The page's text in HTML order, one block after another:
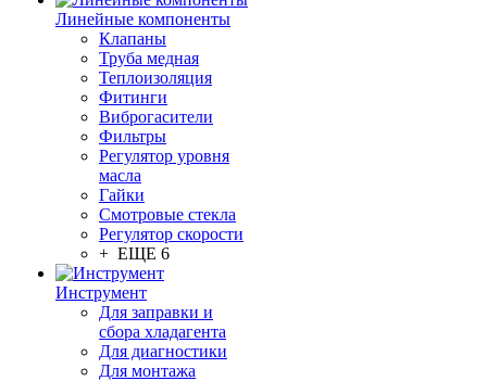
Линейные компоненты
Клапаны
Труба медная
Теплоизоляция
Фитинги
Виброгасители
Фильтры
Регулятор уровня
масла
Гайки
Смотровые стекла
Регулятор скорости
+ ЕЩЕ 6
Инструмент
Для заправки и
сбора хладагента
Для диагностики
Для монтажа